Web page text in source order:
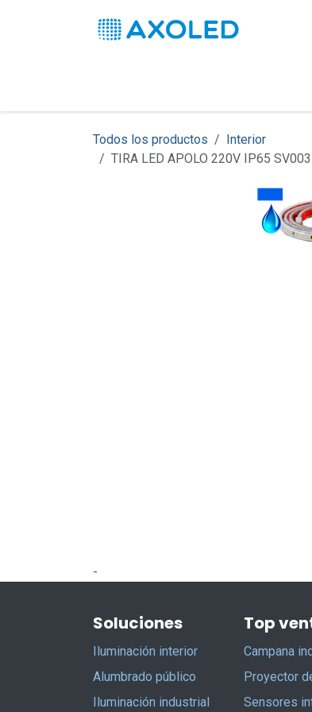
Todos los productos
Interior
TIRA LED APOLO 220V IP65
-
Soluciones
Iluminación interior
Alumbrado público
Iluminación industrial
Top
Campana
Proyector
Sensores